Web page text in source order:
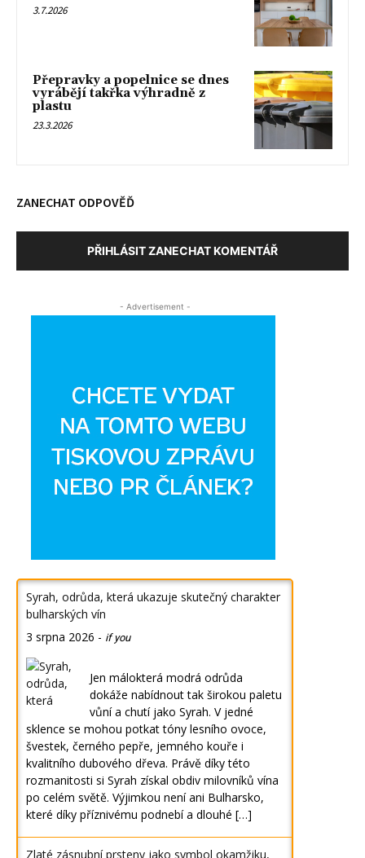
3.7.2026
Přepravky a popelnice se dnes
vyrábějí takřka výhradně z
plastu
23.3.2026
ZANECHAT ODPOVĚĎ
PŘIHLÁSIT ZANECHAT KOMENTÁŘ
- Advertisement -
Syrah, odrůda, která ukazuje skutečný charakter
bulharských vín
3 srpna 2026 - if you
Jen málokterá modrá odrůda
dokáže nabídnout tak širokou paletu
vůní a chutí jako Syrah. V jedné
sklence se mohou potkat tóny lesního ovoce,
švestek, černého pepře, jemného kouře i
kvalitního dubového dřeva. Právě díky této
rozmanitosti si Syrah získal obdiv milovníků vína
po celém světě. Výjimkou není ani Bulharsko,
které díky příznivému podnebí a dlouhé […]
Zlaté zásnubní prsteny jako symbol okamžiku,